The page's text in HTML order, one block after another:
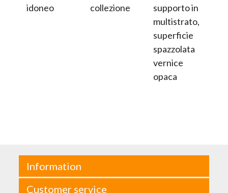
idoneo
collezione
supporto in
multistrato,
superficie
spazzolata
vernice
opaca
Information
Customer service